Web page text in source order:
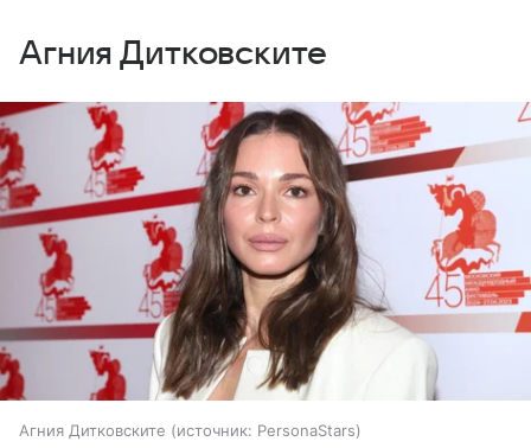
Агния Дитковските
Агния Дитковските источник: PersonaStars